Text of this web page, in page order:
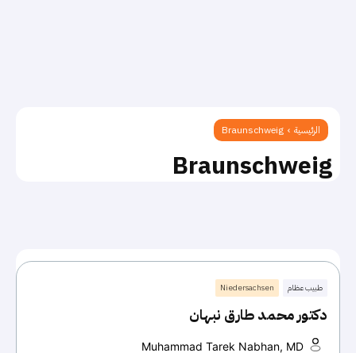
الرئيسية Braunschweig
Braunschweig
طبيب عظام Niedersachsen
دكتور محمد طارق نبهان
Muhammad Tarek Nabhan, MD